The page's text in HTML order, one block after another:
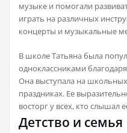
музыке и помогали
играть на различных
концерты и музыкальные
В школе Татьяна была
одноклассниками
Она выступала на школьных
праздниках. Ее
восторг у всех, кто слышал
Детство и семья